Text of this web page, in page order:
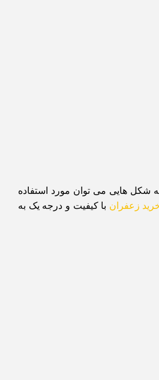
شکل هایی می توان مورد استفاده
زعفران با کیفیت و درجه یک به